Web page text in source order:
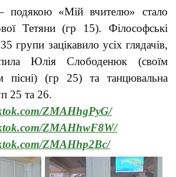
подякою «Мій вчителю» стало
Тетяни (гр 15). Філософські
групи зацікавило усіх глядачів,
Юлія Слободенюк (своїм
пісні) (гр 25) та танцювальна
25 та 26.
ZMAHhgPyG/
ZMAHhwF8W/
ZMAHhp2Bc/